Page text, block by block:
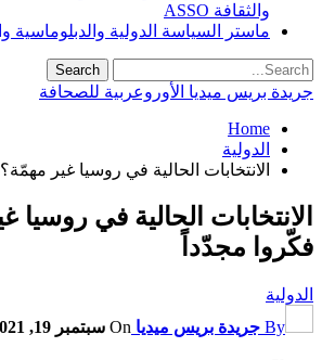
والثقافة ASSO
ماستر السياسة الدولية والدبلوماسية
جريدة بريس ميديا الأوروعربية للصحافة
Home
الدولية
الانتخابات الحالية في روسيا غير
الانتخابات الحالية في
فكّروا مجدّداً
الدولية
By جريدة بريس ميديا On سبتمبر 19, 2021